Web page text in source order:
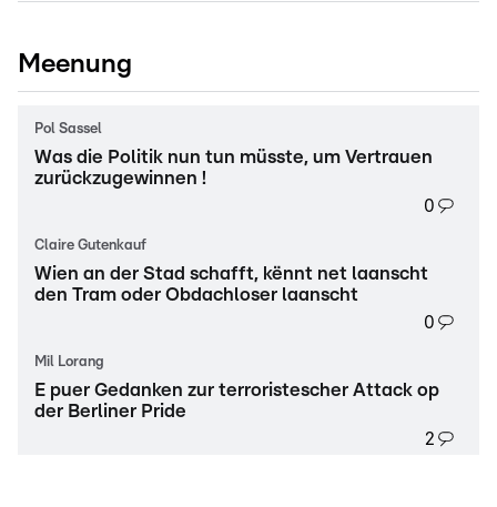
Meenung
Pol Sassel
Was die Politik nun tun müsste, um Vertrauen
zurückzugewinnen !
0
Claire Gutenkauf
Wien an der Stad schafft, kënnt net laanscht
den Tram oder Obdachloser laanscht
0
Mil Lorang
E puer Gedanken zur terroristescher Attack op
der Berliner Pride
2